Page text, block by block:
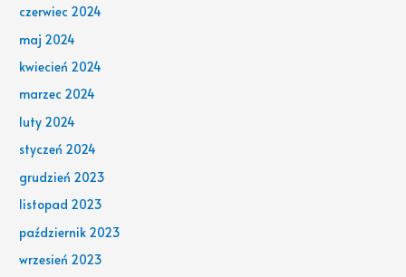
czerwiec 2024
maj 2024
kwiecień 2024
marzec 2024
luty 2024
styczeń 2024
grudzień 2023
listopad 2023
październik 2023
wrzesień 2023